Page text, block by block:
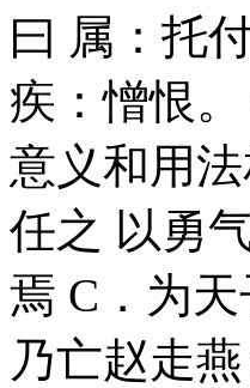
曰 属：托
疾：憎恨
意义和用
任之 以勇
焉 C．为
乃亡赵走